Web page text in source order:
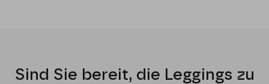
Sind Sie bereit, die Leggings zu